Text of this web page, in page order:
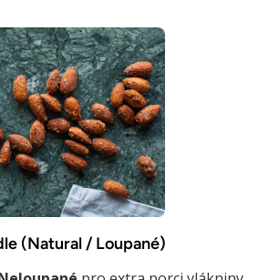
(Natural / Loupané)